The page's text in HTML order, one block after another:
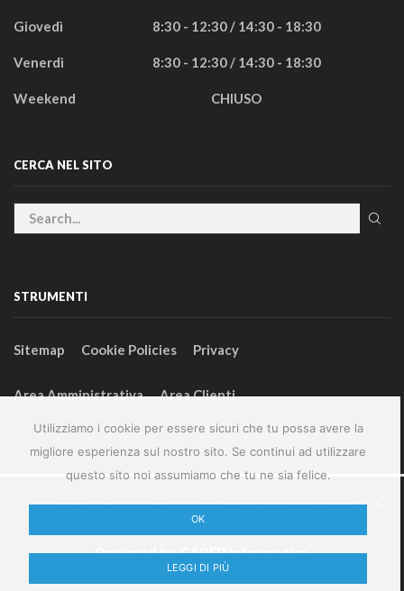
Utilizziamo i cookie per essere sicuri che tu possa avere la
migliore esperienza sul nostro sito. Se continui ad utilizzare
questo sito noi assumiamo che tu ne sia felice.
OK
LEGGI DI PIÙ
Giovedì 8:30 - 12:30 / 14:30 - 18:30
Venerdì 8:30 - 12:30 / 14:30 - 18:30
Weekend CHIUSO
CERCA NEL SITO
STRUMENTI
Sitemap Cookie Policies Privacy
Area Amministrativa Area Clienti
2024 – GeneralFarm srl – P.IVA 00127580355
Powered byCABER Informatica